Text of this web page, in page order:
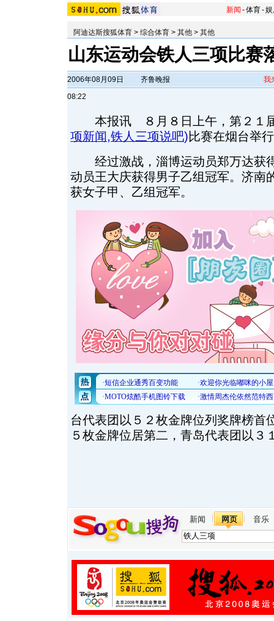
新闻 -体育-
阿迪达斯搜狐体育 > 综合体育 > 其他 > 其他
山东运动会铁人三项比赛
2006年08月09日
08:22
齐鲁晚报 我
本报讯 ８月８日上午，第２１届
项新闻,铁人三项说吧)比赛在烟台举
经过激战，淄博运动员郑万达获
动员王大庆获得男子乙组冠军。济南
获女子甲、乙组冠军。
台代表团以５２枚金牌位列奖牌榜首
５枚金牌位居第二，青岛代表团以３
新闻 网页 音乐